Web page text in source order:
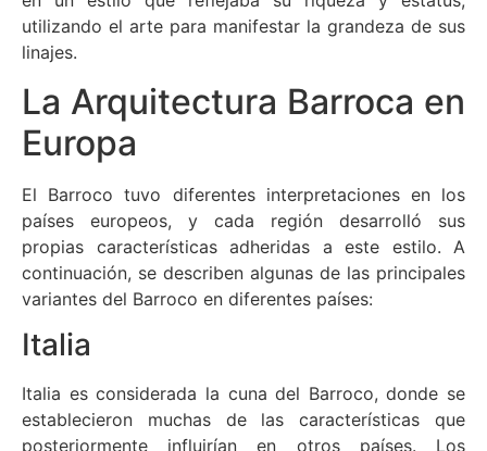
utilizando el arte para manifestar la grandeza de sus
linajes.
La Arquitectura Barroca en
Europa
El Barroco tuvo diferentes interpretaciones en los
países europeos, y cada región desarrolló sus
propias características adheridas a este estilo. A
continuación, se describen algunas de las principales
variantes del Barroco en diferentes países:
Italia
Italia es considerada la cuna del Barroco, donde se
establecieron muchas de las características que
posteriormente influirían en otros países. Los